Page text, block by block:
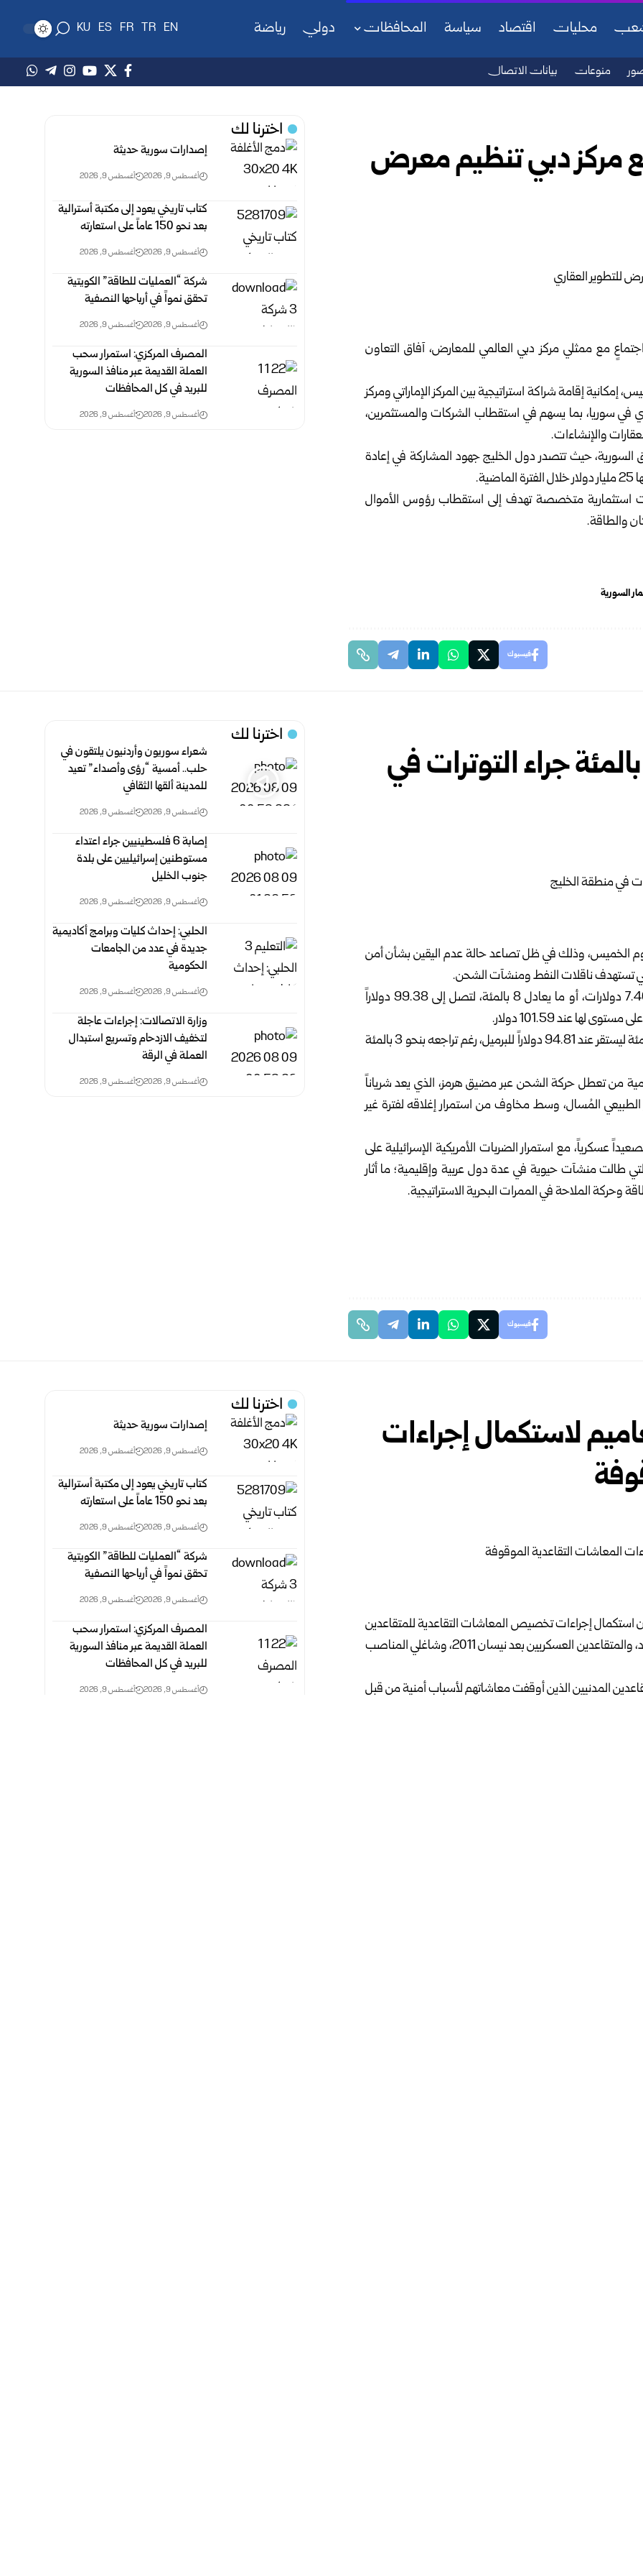
محليات اقتصاد سياسة المحافظات دولي رياضة EN
TR
FR
ES
KU
منوعات بيانات الاتصال
مركز دبي تنظيم معرض
مع ممثلي مركز دبي العالمي للمعارض، آفاق التعاون
إمكانية إقامة شراكة استراتيجية بين المركز الإماراتي ومركز
سوريا، بما يسهم في استقطاب الشركات والمستثمرين،
والإنشاءات.
حيث تتصدر دول الخليج جهود المشاركة في إعادة
استثمارية متخصصة تهدف إلى استقطاب رؤوس الأموال
والطاقة.
السورية
فيسبوك
اخترنا لك
إصدارات سورية حديثة
أغسطس 9, 2026 أغسطس 9, 2026
كتاب تاريخي يعود إلى مكتبة أسترالية
بعد نحو 150 عاماً على استعارته
أغسطس 9, 2026 أغسطس 9, 2026
شركة “العمليات للطاقة” الكويتية
تحقق نمواً في أرباحها النصفية
أغسطس 9, 2026 أغسطس 9, 2026
المصرف المركزي: استمرار سحب
العملة القديمة عبر منافذ ‏السورية
للبريد في كل المحافظات ‏
أغسطس 9, 2026 أغسطس 9, 2026
أسعار النفط تقفز بنسبة 8 بالمئة جراء التوترات في
تداولات اليوم الخميس، وذلك في ظل تصاعد حالة عدم اليقين بشأن أمن
تستهدف ناقلات النفط ومنشآت الشحن.
وذكرت رويترز أن العقود الآجلة لخام برنت ارتفعت بمقدار 7.40 دولارات، أو ما يعادل 8 بالمئة، لتصل إلى 99.38 دولاراً
عند 101.59 دولار.
كما ارتفع خام غرب تكساس الوسيط الأمريكي بنسبة 8.6 بالمئة ليستقر عند 94.81 دولاراً للبرميل، رغم تراجعه بنحو 3 بالمئة
من تعطل حركة الشحن عبر مضيق هرمز، الذي يعد شرياناً
المُسال، وسط مخاوف من استمرار إغلاقه لفترة غير
عسكرياً، مع استمرار الضربات الأمريكية الإسرائيلية على
التي طالت منشآت حيوية في عدة دول عربية وإقليمية؛ ما أثار
وحركة الملاحة في الممرات البحرية الاستراتيجية.
فيسبوك
اخترنا لك
شعراء سوريون وأردنيون يلتقون في
حلب.. أمسية “رؤى وأصداء” تعيد
للمدينة ألقها الثقافي
أغسطس 9, 2026 أغسطس 9, 2026
إصابة 6 فلسطينيين جراء اعتداء
مستوطنين إسرائيليين على بلدة
جنوب الخليل
أغسطس 9, 2026 أغسطس 9, 2026
الحلبي: إحداث كليات وبرامج أكاديمية
جديدة في عدد من الجامعات
الحكومية
أغسطس 9, 2026 أغسطس 9, 2026
وزارة الاتصالات: إجراءات عاجلة
لتخفيف الازدحام وتسريع استبدال
‏العملة في الرقة
أغسطس 9, 2026 أغسطس 9, 2026
السورية تصدر 4 تعاميم لاستكمال إجراءات
4 تعاميم بشأن استكمال إجراءات تخصيص المعاشات التقاعدية للمتقاعدين
العسكريين والمدنيين، والعسكريين المنشقين عن النظام البائد، والمتقاعدين العسكريين بعد نيسان 2011، وشاغلي المناصب
المدنيين الذين أوقفت معاشاتهم لأسباب أمنية من قبل
اخترنا لك
إصدارات سورية حديثة
أغسطس 9, 2026 أغسطس 9, 2026
كتاب تاريخي يعود إلى مكتبة أسترالية
بعد نحو 150 عاماً على استعارته
أغسطس 9, 2026 أغسطس 9, 2026
شركة “العمليات للطاقة” الكويتية
تحقق نمواً في أرباحها النصفية
أغسطس 9, 2026 أغسطس 9, 2026
المصرف المركزي: استمرار سحب
العملة القديمة عبر منافذ ‏السورية
للبريد في كل المحافظات ‏
أغسطس 9, 2026 أغسطس 9, 2026